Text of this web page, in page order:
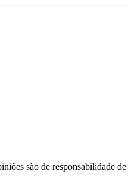
são de responsabilidade de